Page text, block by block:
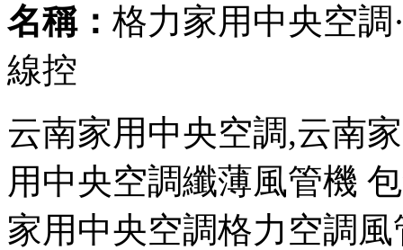
名稱： 格力家用中央空調
線控
云南家用中央空調,云南
用中央空調纖薄風管機
家用中央空調格力空調